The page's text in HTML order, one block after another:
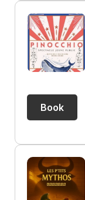
Book